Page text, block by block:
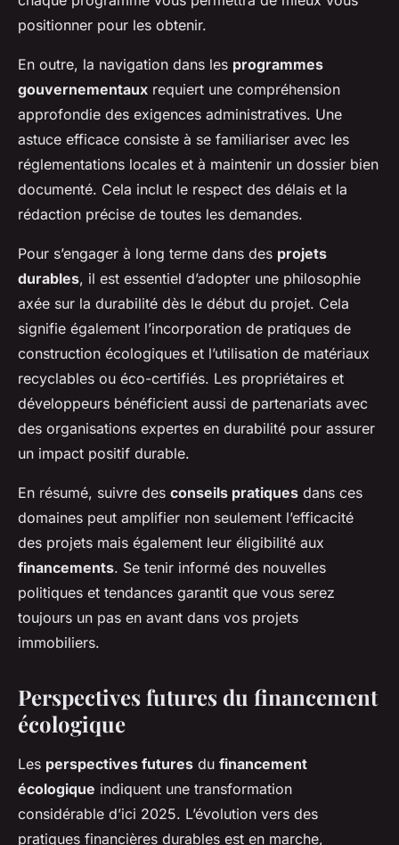
positionner pour les obtenir.
En outre, la navigation dans les programmes
gouvernementaux requiert une compréhension
approfondie des exigences administratives. Une
astuce efficace consiste à se familiariser avec les
réglementations locales et à maintenir un dossier bien
documenté. Cela inclut le respect des délais et la
rédaction précise de toutes les demandes.
Pour s’engager à long terme dans des projets
durables, il est essentiel d’adopter une philosophie
axée sur la durabilité dès le début du projet. Cela
signifie également l’incorporation de pratiques de
construction écologiques et l’utilisation de matériaux
recyclables ou éco-certifiés. Les propriétaires et
développeurs bénéficient aussi de partenariats avec
des organisations expertes en durabilité pour assurer
un impact positif durable.
En résumé, suivre des conseils pratiques dans ces
domaines peut amplifier non seulement l’efficacité
des projets mais également leur éligibilité aux
financements. Se tenir informé des nouvelles
politiques et tendances garantit que vous serez
toujours un pas en avant dans vos projets
immobiliers.
Perspectives futures du financement
écologique
Les perspectives futures du financement
écologique indiquent une transformation
considérable d’ici 2025. L’évolution vers des
pratiques financières durables est en marche,